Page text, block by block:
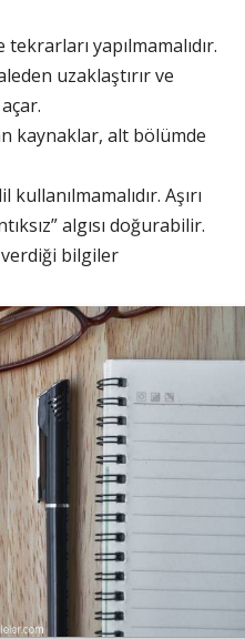
yapılmamalıdır.
uzaklaştırır ve
kaynaklar, alt bölümde
Aşırı
algısı doğurabilir.
bilgiler